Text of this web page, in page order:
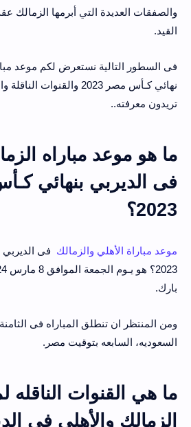
والصفقات العديدة التي أبرمها الزمالك
القيد.
فى السطور التالية نستعرض لكم موعد
نهائي كـأس مصر 2023
تريدون معرفته..
ما هو موعد مباراه
فى الديربي بنهائي
2023؟
موعد مباراة الأهلي والزمالك فى
بارك.
ومن المنتظر ان تنطلق المباراه فى
السعوديه، السابعه بتوقيت مصر.
ما هي القنوات الناقله
الزمالك والأهلي فى